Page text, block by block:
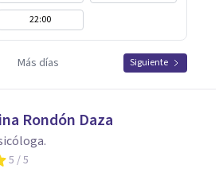
22:00
Más días Siguiente
Rondón Daza
5 / 5